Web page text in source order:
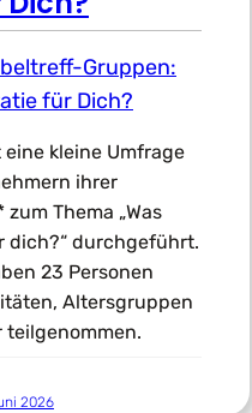
eine kleine Umfrage
ihrer
Thema „Was
dich?“ durchgeführt.
23 Personen
Altersgruppen
teilgenommen.
2026